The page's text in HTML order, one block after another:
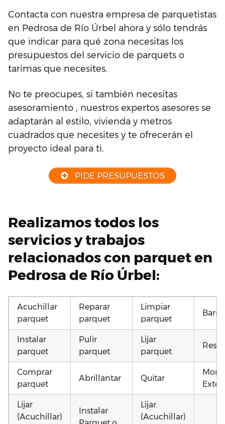
Contacta con nuestra empresa de parquetistas
en Pedrosa de Río Úrbel ahora y sólo tendrás
que indicar para qué zona necesitas los
presupuestos del servicio de parquets o
tarimas que necesites.
No te preocupes, si también necesitas
asesoramiento , nuestros expertos asesores se
adaptarán al estilo, vivienda y metros
cuadrados que necesites y te ofrecerán el
proyecto ideal para ti.
PIDE PRESUPUESTOS
Realizamos todos los
servicios y trabajos
relacionados con parquet en
Pedrosa de Río Úrbel:
Acuchillar
parquet
Reparar
parquet
Limpiar
parquet
Instalar
parquet
Pulir
parquet
Lijar
parquet
Comprar
parquet
Abrillantar Quitar
Lijar
(Acuchillar)
Instalar
Lijar
(Acuchillar)